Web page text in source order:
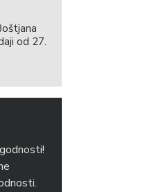
od 27.